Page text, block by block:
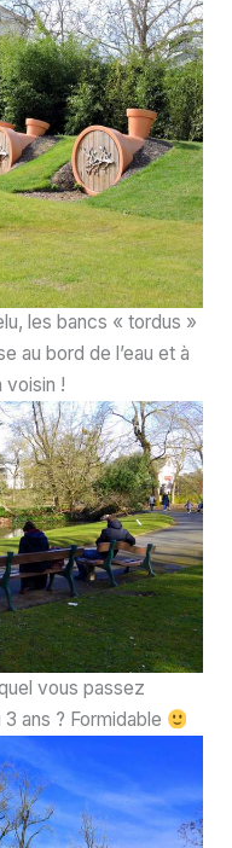
les bancs « tordus »
au bord de l’eau et à
voisin !
vous passez
ans ? Formidable